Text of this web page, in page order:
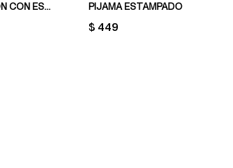
PACK DE 2 PIJAMAS DE ALGODÓN CON ESTAMPADO PIJAMA ESTAMPADO
PRICE:
$ 449